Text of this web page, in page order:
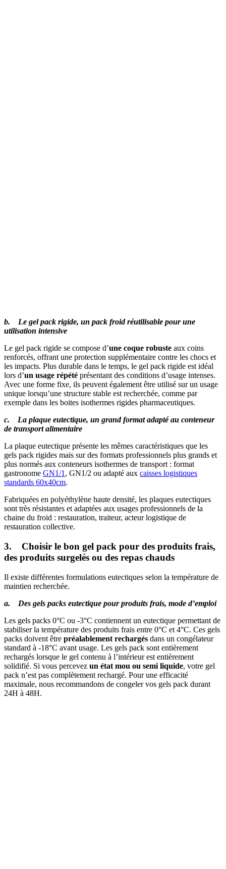
b. Le gel pack rigide, un pack froid réutilisable pour une
utilisation intensive
Le gel pack rigide se compose d’une coque robuste aux coins
renforcés, offrant une protection supplémentaire contre les chocs et
les impacts. Plus durable dans le temps, le gel pack rigide est idéal
lors d’un usage répété présentant des conditions d’usage intenses.
Avec une forme fixe, ils peuvent également être utilisé sur un usage
unique lorsqu’une structure stable est recherchée, comme par
exemple dans les boites isothermes rigides pharmaceutiques.
c. La plaque eutectique, un grand format adapté au conteneur
de transport alimentaire
La plaque eutectique présente les mêmes caractéristiques que les
gels pack rigides mais sur des formats professionnels plus grands et
plus normés aux conteneurs isothermes de transport : format
gastronome GN1/1 , GN1/2 ou adapté aux caisses logistiques
standards 60x40cm.
Fabriquées en polyéthylène haute densité, les plaques eutectiques
sont très résistantes et adaptées aux usages professionnels de la
chaine du froid : restauration, traiteur, acteur logistique de
restauration collective.
3. Choisir le bon gel pack pour des produits frais,
des produits surgelés ou des repas chauds
Il existe différentes formulations eutectiques selon la température de
maintien recherchée.
a. Des gels packs eutectique pour produits frais, mode d’emploi
Les gels packs 0°C ou -3°C contiennent un eutectique permettant de
stabiliser la température des produits frais entre 0°C et 4°C. Ces gels
packs doivent être préalablement rechargés dans un congélateur
standard à -18°C avant usage. Les gels pack sont entièrement
rechargés lorsque le gel contenu à l’intérieur est entièrement
solidifié. Si vous percevez un état mou ou semi liquide, votre gel
pack n’est pas complètement rechargé. Pour une efficacité
maximale, nous recommandons de congeler vos gels pack durant
24H à 48H.